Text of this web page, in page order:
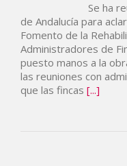
Se ha
de Andalucía para
Fomento de la
Administradores de
puesto manos a la
las reuniones con
que las fincas [...]